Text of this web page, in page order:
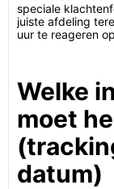
speciale
juiste afdeling
uur te reageren
Welke
moet
datum)